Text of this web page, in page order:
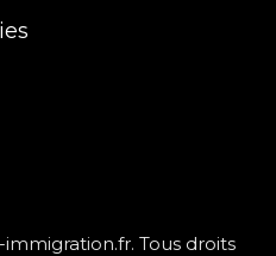
Tous droits